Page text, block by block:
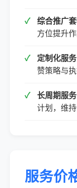
综合推广套
方位提升
定制化服务
赞策略与
长周期服务
计划，维
服务价